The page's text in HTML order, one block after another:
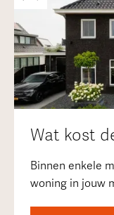
Wat kost
Binnen enkele
woning in jouw